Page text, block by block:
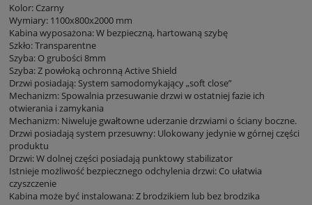
Kolor: Czarny
Wymiary: 1100x800x2000 mm
Kabina wyposażona: W bezpieczną, hartowaną szybę
Szkło: Transparentne
Szyba: O grubości 8mm
Szyba: Z powłoką ochronną Active Shield
Drzwi posiadają: System samodomykający „soft close”
Mechanizm: Spowalnia przesuwanie drzwi w ostatniej fazie ich
otwierania i zamykania
Mechanizm: Niweluje gwałtowne uderzanie drzwiami o ściany boczne.
Drzwi posiadają system przesuwny: Ulokowany jedynie w górnej części
produktu
Drzwi: W dolnej części posiadają punktowy stabilizator
Istnieje możliwość bezpiecznego odchylenia drzwi: Co ułatwia
czyszczenie
Kabina może być instalowana: Z brodzikiem lub bez brodzika